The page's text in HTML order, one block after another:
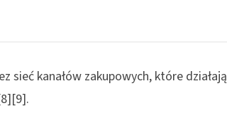
sieć kanałów zakupowych, które działają